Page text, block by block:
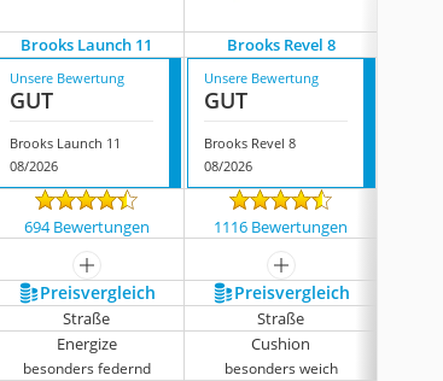
Brooks Launch 11 Brooks Revel 8
Unsere Bewertung
GUT
Brooks Launch 11
08/2026
Unsere Bewertung
GUT
Brooks Revel 8
08/2026
694 Bewertungen 1116 Bewertungen
mehr anzeigen
mehr anzeigen
Preis­vergleich Preis­vergleich
Straße
Straße
Energize
besonders federnd
Cushion
besonders weich